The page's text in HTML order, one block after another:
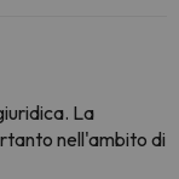
La
nell'ambito di